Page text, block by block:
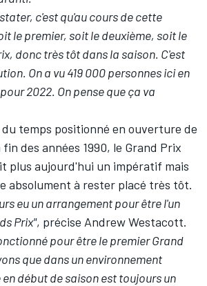
c'est qu'au cours de cette
le premier, soit le deuxième, soit le
donc très tôt dans la saison. C'est
On a vu 419 000 personnes ici en
2022. On pense que ça va
temps positionné en ouverture de
des années 1990, le Grand Prix
plus aujourd'hui un impératif mais
absolument à rester placé très tôt.
eu un arrangement pour être l'un
Prix", précise Andrew Westacott.
pour être le premier Grand
que dans un environnement
début de saison est toujours un